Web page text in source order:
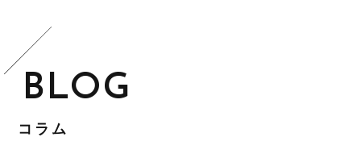
コラム